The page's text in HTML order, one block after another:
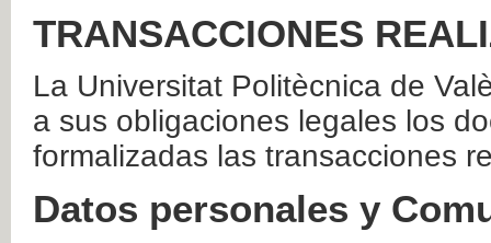
TRANSACCIONES
La Universitat Politècnica de
a sus obligaciones legales los
formalizadas las transacciones
Datos personales y